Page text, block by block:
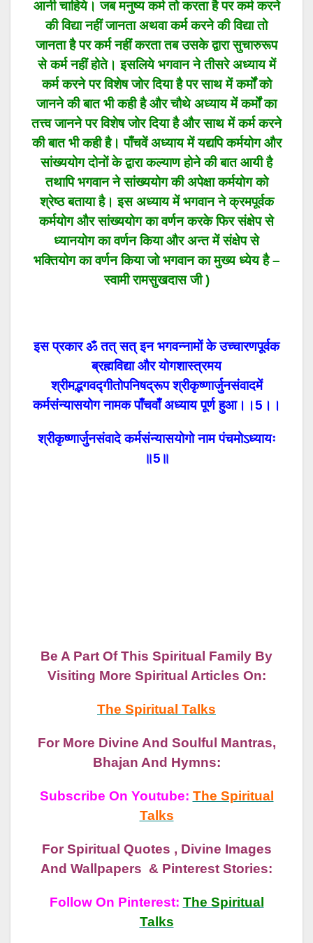
आनी चाहिये। जब मनुष्य कर्म तो करता है पर कर्म करने
की विद्या नहीं जानता अथवा कर्म करने की विद्या तो
जानता है पर कर्म नहीं करता तब उसके द्वारा सुचारुरूप
से कर्म नहीं होते। इसलिये भगवान ने तीसरे अध्याय में
कर्म करने पर विशेष जोर दिया है पर साथ में कर्मों को
जानने की बात भी कही है और चौथे अध्याय में कर्मों का
तत्त्व जानने पर विशेष जोर दिया है और साथ में कर्म करने
की बात भी कही है। पाँचवें अध्याय में यद्यपि कर्मयोग और
सांख्ययोग दोनों के द्वारा कल्याण होने की बात आयी है
तथापि भगवान ने सांख्ययोग की अपेक्षा कर्मयोग को
श्रेष्ठ बताया है। इस अध्याय में भगवान ने क्रमपूर्वक
कर्मयोग और सांख्ययोग का वर्णन करके फिर संक्षेप से
ध्यानयोग का वर्णन किया और अन्त में संक्षेप से
भक्तियोग का वर्णन किया जो भगवान का मुख्य ध्येय है –
स्वामी रामसुखदास जी )
इस प्रकार ॐ तत् सत् इन भगवन्नामों के उच्चारणपूर्वक
ब्रह्मविद्या और योगशास्त्रमय
श्रीमद्भगवद्गीतोपनिषद्रूप श्रीकृष्णार्जुनसंवादमें
कर्मसंन्यासयोग नामक पाँचवाँ अध्याय पूर्ण हुआ।।5।।
श्रीकृष्णार्जुनसंवादे कर्मसंन्यासयोगो नाम पंचमोऽध्यायः
॥5॥
Be A Part Of This Spiritual Family By
Visiting More Spiritual Articles On:
The Spiritual Talks
For More Divine And Soulful Mantras,
Bhajan And Hymns:
Subscribe On Youtube: The Spiritual
Talks
For Spiritual Quotes , Divine Images
And Wallpapers & Pinterest Stories:
Follow On Pinterest: The Spiritual
Talks